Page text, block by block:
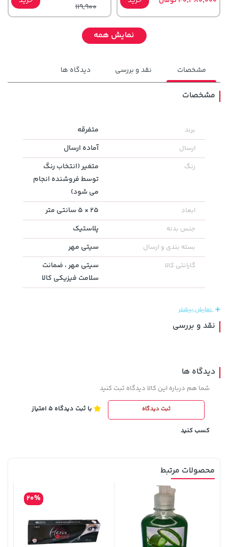
119,900
27,480,000 تومان
3,230,000 تومان
4,740,000
145,000 تومان
1,143,000 تومان
1,187,000
67,080,000 تومان خرید
خرید 67,080,000 تومان خرید
نمایش همه
مشخصات نقد و بررسی دیدگاه ها
مشخصات
برند متفرقه
ارسال آماده ارسال
رنگ
متغیر (انتخاب رنگ
توسط فروشنده انجام
می شود)
ابعاد 25 × 5 سانتی متر
جنس بدنه پلاستیک
بسته بندی و ارسال سیتی مهر
گارانتی کالا
سیتی مهر ، ضمانت
سلامت فیزیکی کالا
نمایش بیشتر
نقد و بررسی
دیدگاه ها
شما هم درباره این کالا دیدگاه ثبت کنید
ثبت دیدگاه با ثبت دیدگاه 5 امتیاز
کسب کنید
محصولات مرتبط
20%